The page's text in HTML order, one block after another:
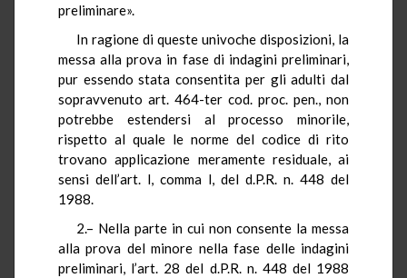
preliminare».
In ragione di queste univoche disposizioni, la
messa alla prova in fase di indagini preliminari,
pur essendo stata consentita per gli adulti dal
sopravvenuto art. 464-ter cod. proc. pen., non
potrebbe estendersi al processo minorile,
rispetto al quale le norme del codice di rito
trovano applicazione meramente residuale, ai
sensi dell’art. l, comma l, del d.P.R. n. 448 del
1988.
2.– Nella parte in cui non consente la messa
alla prova del minore nella fase delle indagini
preliminari, l’art. 28 del d.P.R. n. 448 del 1988